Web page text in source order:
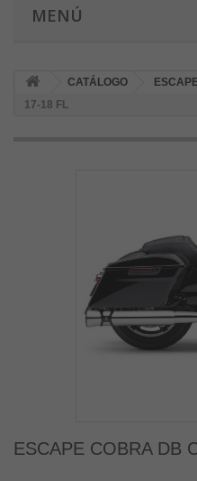
MENÚ
CATÁLOGO
17-18 FL
ESCAPE COBRA DB